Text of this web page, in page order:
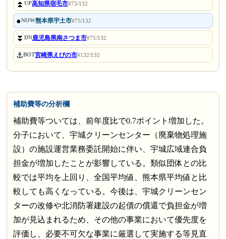
⏫UP高知県宿毛市#75/132
●NOW熊本県宇土市#75/132
⏬DN鹿児島県南さつま市#75/132
⚓BOT宮崎県えびの市#132/132
補助費等の分析欄
補助費等ついては、前年度比で0.7ポイント増加した。
分子において、宇城クリーンセンター（廃棄物処理施
設）の施設運営業務委託開始に伴い、宇城広域連合負
担金が増加したことが影響している。類似団体との比
較では平均を上回り、全国平均値、熊本県平均値と比
較しても高くなっている。今後は、宇城クリーンセン
ターの改修や北消防署建設の起債の償還で負担金が増
加が見込まれるため、その他の事業において優先度を
評価し、必要不可欠な事業に厳選して実施する等見直